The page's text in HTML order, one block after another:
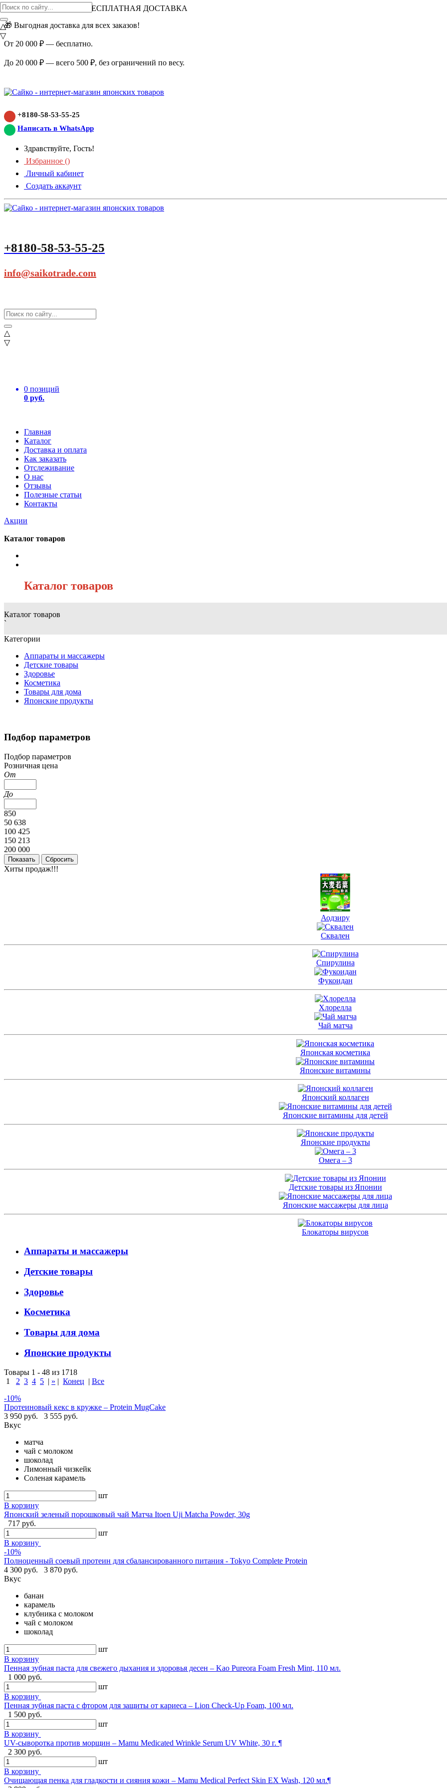
ВНИМАНИЕ АКЦИЯ!
БЕСПЛАТНАЯ ДОСТАВКА
🎁 Выгодная доставка для всех заказов!
От 20 000 ₽ — бесплатно.
До 20 000 ₽ — всего 500 ₽, без ограничений по весу.
+8180-58-53-55-25
Написать в WhatsApp
Здравствуйте, Гость!
Избранное ()
Личный кабинет
Создать аккаунт
+8180-58-53-55-25
info@saikotrade.com
△
▽
0 позиций
0 руб.
Главная
Каталог
Доставка и оплата
Как заказать
Отслеживание
О нас
Отзывы
Полезные статьи
Контакты
Акции
△
▽
Каталог товаров
Каталог товаров
Каталог товаров
`
Категории
Аппараты и массажеры
Детские товары
Здоровье
Косметика
Товары для дома
Японские продукты
Подбор параметров
Подбор параметров
Розничная цена
От
До
850
50 638
100 425
150 213
200 000
Хиты продаж!!!
Аодзиру
Сквален
Спирулина
Фукоидан
Хлорелла
Чай матча
Японская косметика
Японские витамины
Японский коллаген
Японские витамины для детей
Японские продукты
Омега – 3
Детские товары из Японии
Японские массажеры для лица
Блокаторы вирусов
Аппараты и массажеры
Детские товары
Здоровье
Косметика
Товары для дома
Японские продукты
Товары 1 - 48 из 1718
1
2 3 4 5 | » | Конец | Все
-10%
Протеиновый кекс в кружке – Protein MugCake
3 950 руб.
3 555 руб.
Вкус
матча
чай с молоком
шоколад
Лимонный чизкейк
Соленая карамель
шт
В корзину
Японский зеленый порошковый чай Матча Itoen Uji Matcha Powder, 30g
717 руб.
шт
В корзину
-10%
Полноценный соевый протеин для сбалансированного питания - Tokyo Complete Protein
4 300 руб.
3 870 руб.
Вкус
банан
карамель
клубника с молоком
чай с молоком
шоколад
шт
В корзину
Пенная зубная паста для свежего дыхания и здоровья десен – Kao Pureora Foam Fresh Mint, 110 мл.
1 000 руб.
шт
В корзину
Пенная зубная паста с фтором для защиты от кариеса – Lion Check-Up Foam, 100 мл.
1 500 руб.
шт
В корзину
UV-сыворотка против морщин – Mamu Medicated Wrinkle Serum UV White, 30 г. ¶
2 300 руб.
шт
В корзину
Очищающая пенка для гладкости и сияния кожи – Mamu Medical Perfect Skin EX Wash, 120 мл.¶